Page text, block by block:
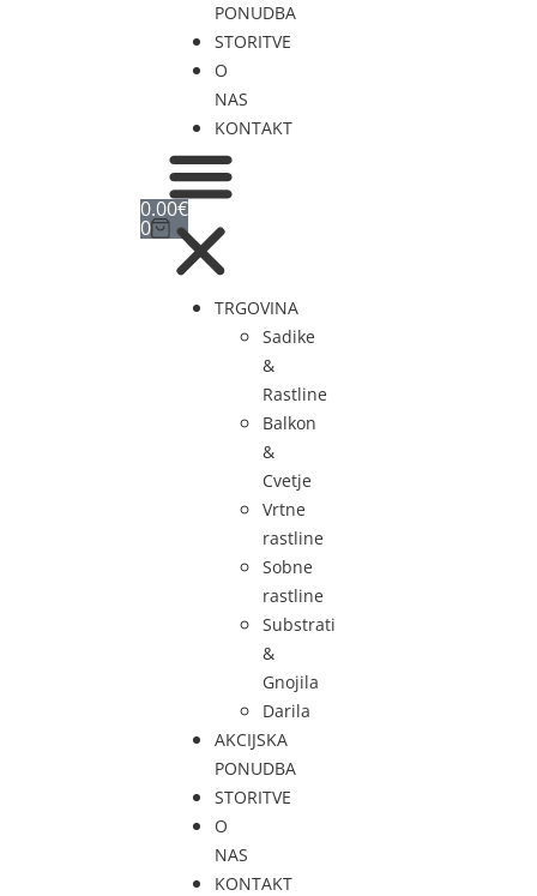
0.00€
0
PONUDBA
STORITVE
O
NAS
KONTAKT
TRGOVINA
Sadike
&
Rastline
Balkon
&
Cvetje
Vrtne
rastline
Sobne
rastline
Substrati
&
Gnojila
Darila
AKCIJSKA
PONUDBA
STORITVE
O
NAS
KONTAKT